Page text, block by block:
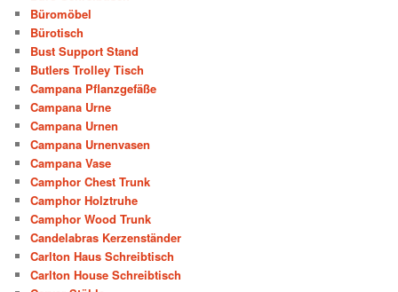
Büromöbel
Bürotisch
Bust Support Stand
Butlers Trolley Tisch
Campana Pflanzgefäße
Campana Urne
Campana Urnen
Campana Urnenvasen
Campana Vase
Camphor Chest Trunk
Camphor Holztruhe
Camphor Wood Trunk
Candelabras Kerzenständer
Carlton Haus Schreibtisch
Carlton House Schreibtisch